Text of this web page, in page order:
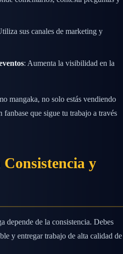
sus canales de marketing y
: Aumenta la visibilidad en la
mangaka, no solo estás vendiendo
fanbase que sigue tu trabajo a través
y
depende de la consistencia. Debes
y entregar trabajo de alta calidad de